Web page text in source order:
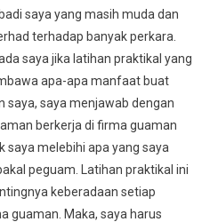
saya yang masih muda dan
terhadap banyak perkara.
saya jika latihan praktikal yang
apa-apa manfaat buat
saya, saya menjawab dengan
berkerja di firma guaman
saya melebihi apa yang saya
peguam. Latihan praktikal ini
keberadaan setiap
guaman. Maka, saya harus